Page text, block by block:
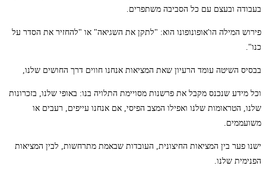
בעבודה ובעצם עם כל הסביבה משתפרים.
פירוש המילה הו'אופונופונו הוא: "לתקן את השגיאה" או "להחזיר את הסדר על
כנו".
בבסיס השיטה עומד הרעיון שאת המציאות אנחנו חווים דרך החושים שלנו,
וכל מידע שנכנס מקבל את פרשנות מסויימת התלויה בנו: באופי שלנו, בזכרונות
שלנו, הטראומות שלנו ואפילו המצב הפיסי, אם אנחנו עייפים, רעבים או
משועממים.
ישנו פער בין המציאות החיצונית, העובדות שבאמת מתרחשות, לבין המציאות
הפנימית שלנו.